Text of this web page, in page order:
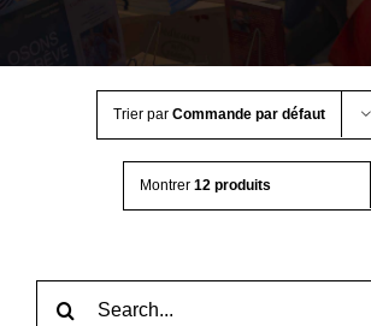
CONTACTTrier par Commande par défaut
Montrer 12 produits